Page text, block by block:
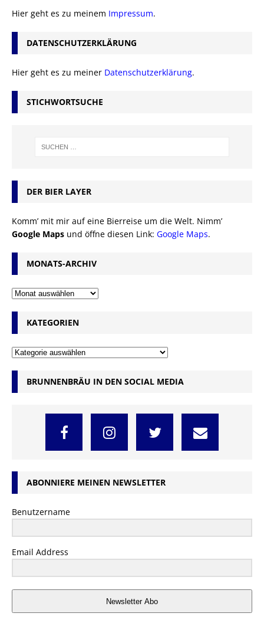
Hier geht es zu meinem Impressum.
DATENSCHUTZERKLÄRUNG
Hier geht es zu meiner Datenschutzerklärung.
STICHWORTSUCHE
DER BIER LAYER
Komm’ mit mir auf eine Bierreise um die Welt. Nimm’
Google Maps und öffne diesen Link: Google Maps.
MONATS-ARCHIV
KATEGORIEN
BRUNNENBRÄU IN DEN SOCIAL MEDIA
ABONNIERE MEINEN NEWSLETTER
Benutzername
Email Address
Newsletter Abo